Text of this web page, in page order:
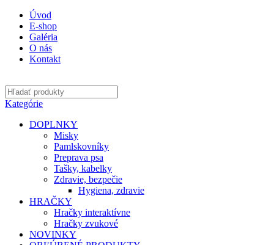
Úvod
E-shop
Galéria
O nás
Kontakt
Kategórie
DOPLNKY
Misky
Pamlskovníky
Preprava psa
Tašky, kabelky
Zdravie, bezpečie
Hygiena, zdravie
HRAČKY
Hračky interaktívne
Hračky zvukové
NOVINKY